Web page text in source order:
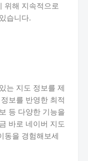
위해 지속적으로
습니다.
는 지도 정보를 제
보를 반영한 최적
등 다양한 기능을
바로 네이버 지도
동을 경험해보세